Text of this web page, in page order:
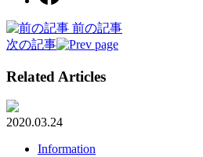
前の記事
次の記事
Related Articles
2020.03.24
Information